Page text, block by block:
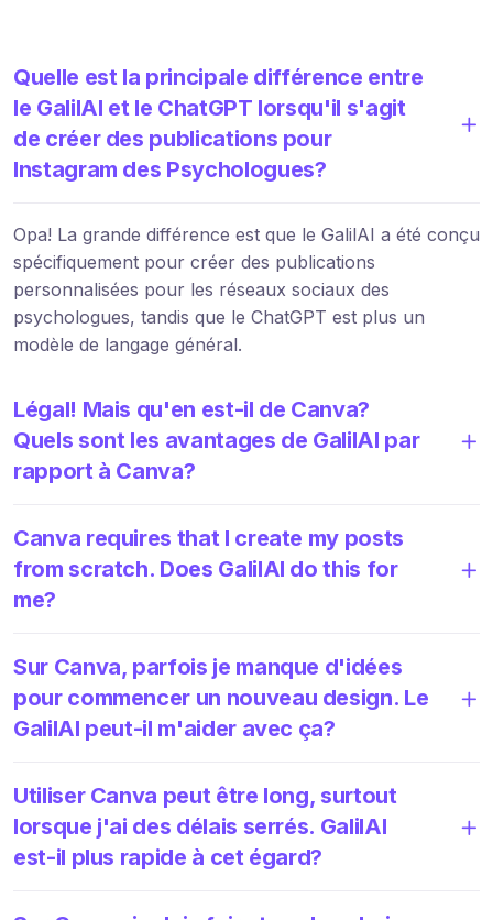
Quelle est la principale différence entre
le GalilAI et le ChatGPT lorsqu'il s'agit
de créer des publications pour
Instagram des Psychologues?
Opa! La grande différence est que le GalilAI a été conçu
spécifiquement pour créer des publications
personnalisées pour les réseaux sociaux des
psychologues, tandis que le ChatGPT est plus un
modèle de langage général.
Légal! Mais qu'en est-il de Canva?
Quels sont les avantages de GalilAI par
rapport à Canva?
Canva requires that I create my posts
from scratch. Does GalilAI do this for
me?
Sur Canva, parfois je manque d'idées
pour commencer un nouveau design. Le
GalilAI peut-il m'aider avec ça?
Utiliser Canva peut être long, surtout
lorsque j'ai des délais serrés. GalilAI
est-il plus rapide à cet égard?